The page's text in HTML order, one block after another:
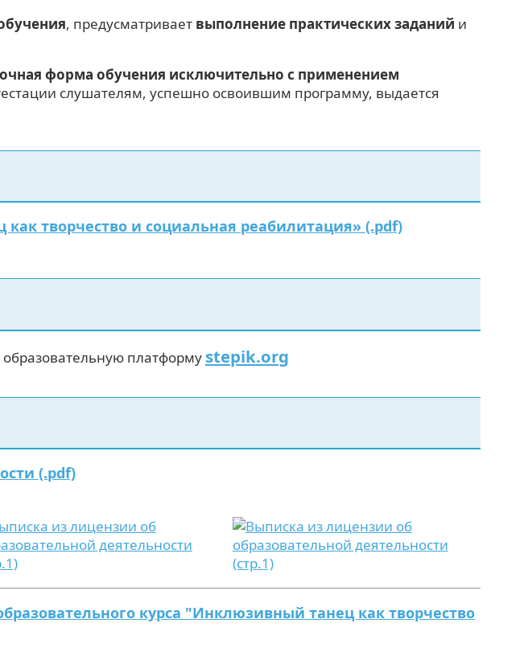
, предусматривает выполнение практических заданий и
форма обучения исключительно с применением
слушателям, успешно освоившим программу, выдается
творчество и социальная реабилитация» (.pdf)
платформу stepik.org
(.pdf)
курса "Инклюзивный танец как творчество